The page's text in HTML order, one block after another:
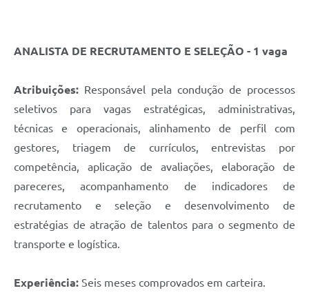
ANALISTA DE RECRUTAMENTO E SELEÇÃO - 1 vaga
Atribuições: Responsável pela condução de processos
seletivos para vagas estratégicas, administrativas,
técnicas e operacionais, alinhamento de perfil com
gestores, triagem de currículos, entrevistas por
competência, aplicação de avaliações, elaboração de
pareceres, acompanhamento de indicadores de
recrutamento e seleção e desenvolvimento de
estratégias de atração de talentos para o segmento de
transporte e logística.
Experiência: Seis meses comprovados em carteira.